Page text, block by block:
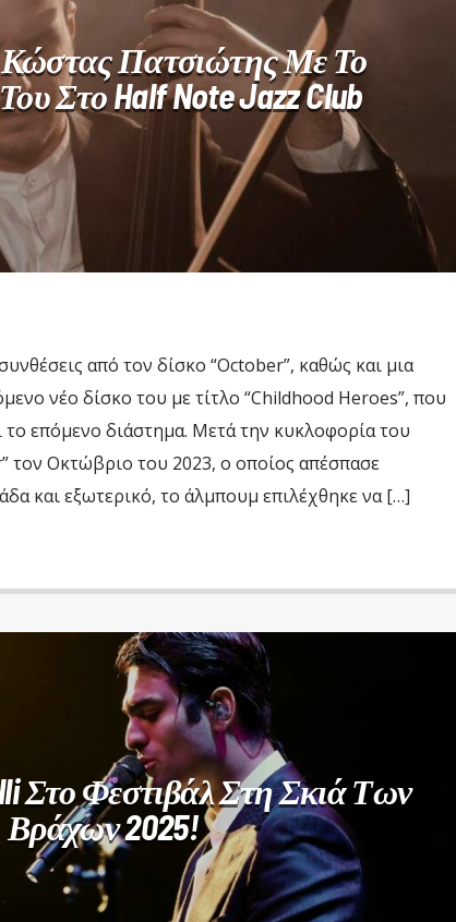
Πατσιώτης Με Το
Στο Half Note Jazz Club
από τον δίσκο “October”, καθώς και μια
νέο δίσκο του με τίτλο “Childhood Heroes”, που
το επόμενο διάστημα. Μετά την κυκλοφορία του
τον Οκτώβριο του 2023, ο οποίος απέσπασε
και εξωτερικό, το άλμπουμ επιλέχθηκε να […]
Στο Φεστιβάλ Στη Σκιά Των
Βράχων 2025!